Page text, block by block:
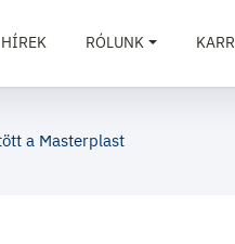
HÍREK RÓLUNK
a Masterplast